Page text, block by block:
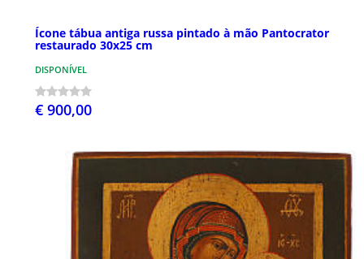
Ícone tábua antiga russa pintado à mão Pantocrator
restaurado 30x25 cm
DISPONÍVEL
€ 900,00